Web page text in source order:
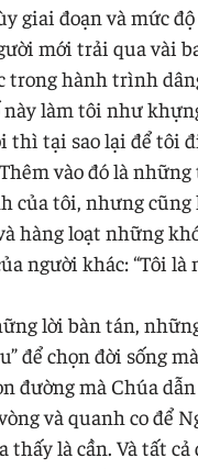
giai đoạn và mức
mới trải qua vài
trong hành trình
này làm tôi như
thì tại sao lại để tôi
vào đó là
của tôi, nhưng
hàng loạt những
người khác: “Tôi
lời bàn tán,
để chọn đời sống
đường mà Chúa
và quanh co để
thấy là cần. Và tất